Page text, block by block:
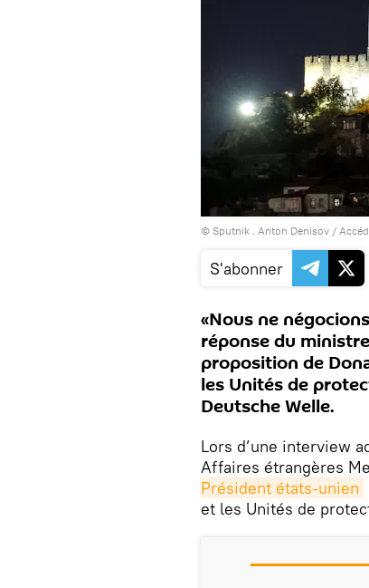
© Sputnik . Anton Denisov /
S'abonner
«Nous ne
réponse du
proposition de
les Unités de
Deutsche Welle.
Lors d’une interview
Affaires étrangères
Président états-unien
et les Unités de